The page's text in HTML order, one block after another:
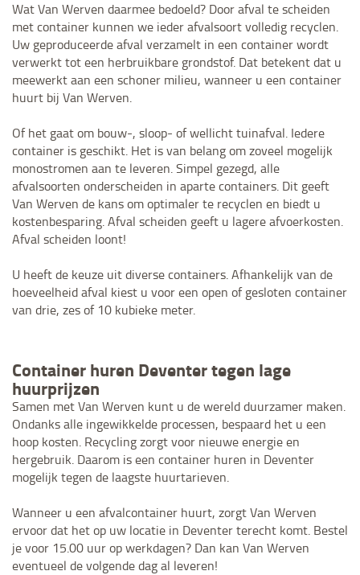
Wat Van Werven daarmee bedoeld? Door afval te scheiden
met container kunnen we ieder afvalsoort volledig recyclen.
Uw geproduceerde afval verzamelt in een container wordt
verwerkt tot een herbruikbare grondstof. Dat betekent dat u
meewerkt aan een schoner milieu, wanneer u een container
huurt bij Van Werven.
Of het gaat om bouw-, sloop- of wellicht tuinafval. Iedere
container is geschikt. Het is van belang om zoveel mogelijk
monostromen aan te leveren. Simpel gezegd, alle
afvalsoorten onderscheiden in aparte containers. Dit geeft
Van Werven de kans om optimaler te recyclen en biedt u
kostenbesparing. Afval scheiden geeft u lagere afvoerkosten.
Afval scheiden loont!
U heeft de keuze uit diverse containers. Afhankelijk van de
hoeveelheid afval kiest u voor een open of gesloten container
van drie, zes of 10 kubieke meter.
Container huren Deventer tegen lage
huurprijzen
Samen met Van Werven kunt u de wereld duurzamer maken.
Ondanks alle ingewikkelde processen, bespaard het u een
hoop kosten. Recycling zorgt voor nieuwe energie en
hergebruik. Daarom is een container huren in Deventer
mogelijk tegen de laagste huurtarieven.
Wanneer u een afvalcontainer huurt, zorgt Van Werven
ervoor dat het op uw locatie in Deventer terecht komt. Bestel
je voor 15.00 uur op werkdagen? Dan kan Van Werven
eventueel de volgende dag al leveren!